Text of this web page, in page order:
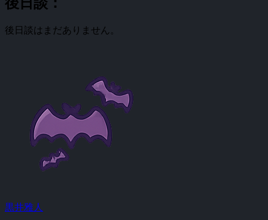
後日談はまだありません。
黒井雅人